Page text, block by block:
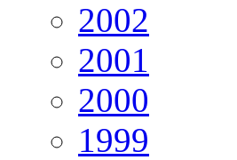
2002
2001
2000
1999